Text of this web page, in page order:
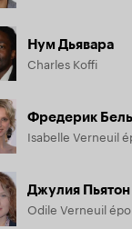
Нум Дьявара
Charles Koffi
Фредерик Бель
Джулия Пьятон
Odile Verneuil